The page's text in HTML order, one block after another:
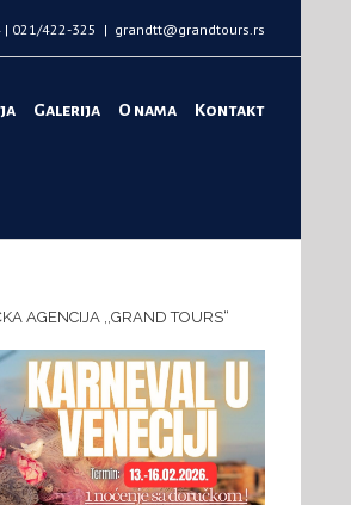
| 021/422-325 | grandtt@grandtours.rs
Galerija O nama Kontakt
AGENCIJA ,,GRAND TOURS“